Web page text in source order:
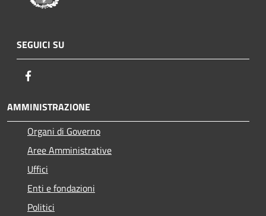
SEGUICI SU
AMMINISTRAZIONE
Organi di Governo
Aree Amministrative
Uffici
Enti e fondazioni
Politici